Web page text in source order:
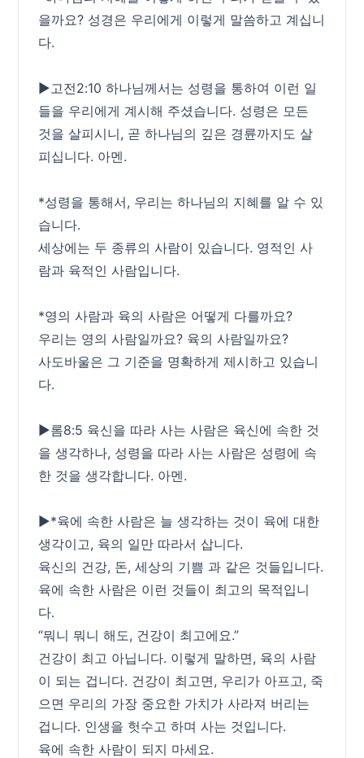
을까요? 성경은 우리에게 이렇게 말씀하고 계십니
다.
▶고전2:10 하나님께서는 성령을 통하여 이런 일
들을 우리에게 계시해 주셨습니다. 성령은 모든
것을 살피시니, 곧 하나님의 깊은 경륜까지도 살
피십니다. 아멘.
*성령을 통해서, 우리는 하나님의 지혜를 알 수 있
습니다.
세상에는 두 종류의 사람이 있습니다. 영적인 사
람과 육적인 사람입니다.
*영의 사람과 육의 사람은 어떻게 다를까요?
우리는 영의 사람일까요? 육의 사람일까요?
사도바울은 그 기준을 명확하게 제시하고 있습니
다.
▶롬8:5 육신을 따라 사는 사람은 육신에 속한 것
을 생각하나, 성령을 따라 사는 사람은 성령에 속
한 것을 생각합니다. 아멘.
▶*육에 속한 사람은 늘 생각하는 것이 육에 대한
생각이고, 육의 일만 따라서 삽니다.
육신의 건강, 돈, 세상의 기쁨 과 같은 것들입니다.
육에 속한 사람은 이런 것들이 최고의 목적입니
다.
“뭐니 뭐니 해도, 건강이 최고에요.”
건강이 최고 아닙니다. 이렇게 말하면, 육의 사람
이 되는 겁니다. 건강이 최고면, 우리가 아프고, 죽
으면 우리의 가장 중요한 가치가 사라져 버리는
겁니다. 인생을 헛수고 하며 사는 것입니다.
육에 속한 사람이 되지 마세요.